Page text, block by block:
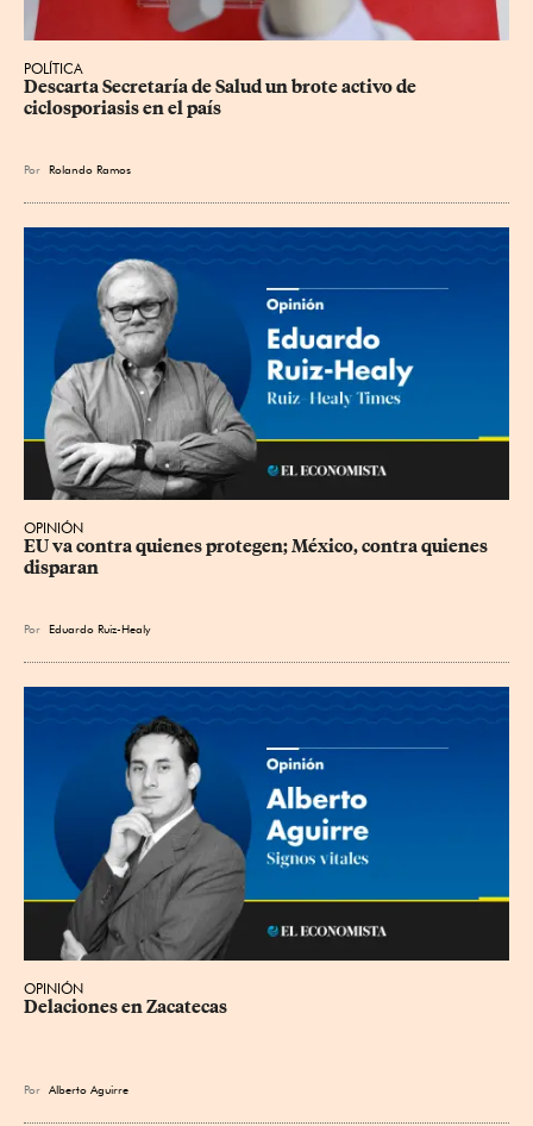
POLÍTICA
Descarta Secretaría de Salud un brote activo de
ciclosporiasis en el país
Por Rolando Ramos
OPINIÓN
EU va contra quienes protegen; México, contra quienes
disparan
Por Eduardo Ruiz-Healy
OPINIÓN
Delaciones en Zacatecas
Por Alberto Aguirre